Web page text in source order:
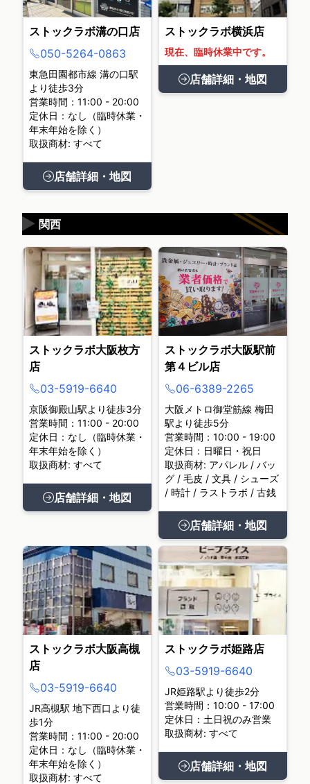
ストックラボ溝の口店
050-5264-0863
東急田園都市線 溝の口駅
より徒歩3分
営業時間：11:00 - 20:00
定休日：なし（臨時休業・
年末年始を除く）
取扱商材: すべて
店舗詳細・地図
ストックラボ横浜店
現在、臨時休業中です。
店舗詳細・地図
関西
▶
ストックラボ大阪枚方
店
03-5919-6640
京阪御殿山駅より徒歩3分
営業時間：11:00 - 20:00
定休日：なし（臨時休業・
年末年始を除く）
取扱商材: すべて
店舗詳細・地図
ストックラボ大阪駅前
第４ビル店
06-6389-2265
大阪メトロ御堂筋線 梅田
駅より徒歩5分
営業時間：10:00 - 19:00
定休日：日曜日・祝日
取扱商材: アパレル / バッ
グ / 毛皮 / 文具 / シューズ
/ 時計 / ラストラボ / 古銭
店舗詳細・地図
ストックラボ大阪高槻
店
03-5919-6640
JR高槻駅 地下西口より徒
歩1分
営業時間：11:00 - 20:00
定休日：なし（臨時休業・
年末年始を除く）
取扱商材: すべて
ストックラボ姫路店
03-5919-6640
JR姫路駅より徒歩2分
営業時間：10:00 - 17:00
定休日：土日祝のみ営業
取扱商材: すべて
店舗詳細・地図